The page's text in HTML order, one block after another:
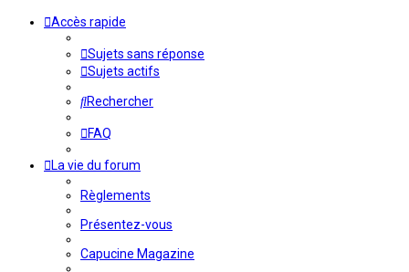
Accès rapide
Sujets sans réponse
Sujets actifs
Rechercher
FAQ
La vie du forum
Règlements
Présentez-vous
Capucine Magazine